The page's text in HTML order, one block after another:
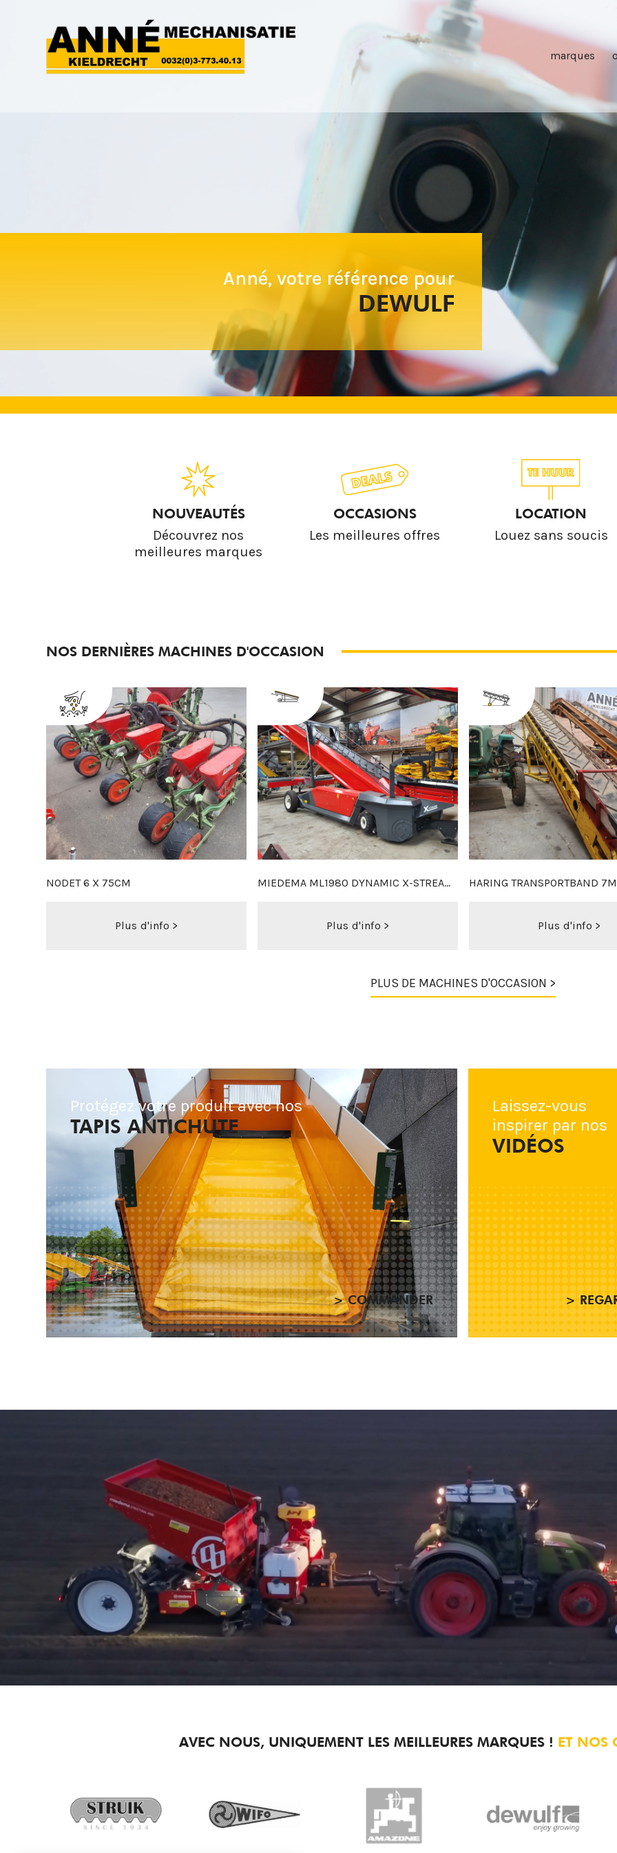
marques
Anné, votre référence pour
DEWULF
NOUVEAUTÉS
Découvrez nos
meilleures marques
OCCASIONS
Les meilleures offres
LOCATION
Louez sans soucis
NOS DERNIÈRES MACHINES D'OCCASION
HARING TRANSPORTBAND 7M
Plus d'info >
CLIMAX 2X6M DUO
Plus d'info >
MACLOUIS 2M25 SET
Plus d'info >
PLUS DE MACHINES D'OCCASION >
Protégez votre produit avec nos
TAPIS ANTICHUTE
> COMMANDER
Laissez-vous
inspirer par nos
VIDÉOS
>
AVEC NOUS, UNIQUEMENT LES MEILLEURES MARQUES ! ET NOS